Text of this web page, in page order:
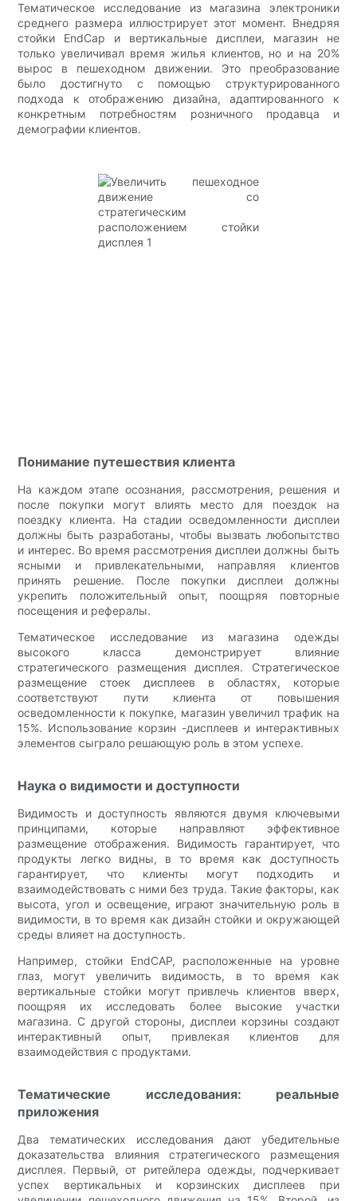
Тематическое исследование из магазина электроники
среднего размера иллюстрирует этот момент. Внедряя
стойки EndCap и вертикальные дисплеи, магазин не
только увеличивал время жилья клиентов, но и на 20%
вырос в пешеходном движении. Это преобразование
было достигнуто с помощью структурированного
подхода к отображению дизайна, адаптированного к
конкретным потребностям розничного продавца и
демографии клиентов.
Понимание путешествия клиента
На каждом этапе осознания, рассмотрения, решения и
после покупки могут влиять место для поездок на
поездку клиента. На стадии осведомленности дисплеи
должны быть разработаны, чтобы вызвать любопытство
и интерес. Во время рассмотрения дисплеи должны быть
ясными и привлекательными, направляя клиентов
принять решение. После покупки дисплеи должны
укрепить положительный опыт, поощряя повторные
посещения и рефералы.
Тематическое исследование из магазина одежды
высокого класса демонстрирует влияние
стратегического размещения дисплея. Стратегическое
размещение стоек дисплеев в областях, которые
соответствуют пути клиента от повышения
осведомленности к покупке, магазин увеличил трафик на
15%. Использование корзин -дисплеев и интерактивных
элементов сыграло решающую роль в этом успехе.
Наука о видимости и доступности
Видимость и доступность являются двумя ключевыми
принципами, которые направляют эффективное
размещение отображения. Видимость гарантирует, что
продукты легко видны, в то время как доступность
гарантирует, что клиенты могут подходить и
взаимодействовать с ними без труда. Такие факторы, как
высота, угол и освещение, играют значительную роль в
видимости, в то время как дизайн стойки и окружающей
среды влияет на доступность.
Например, стойки EndCAP, расположенные на уровне
глаз, могут увеличить видимость, в то время как
вертикальные стойки могут привлечь клиентов вверх,
поощряя их исследовать более высокие участки
магазина. С другой стороны, дисплеи корзины создают
интерактивный опыт, привлекая клиентов для
взаимодействия с продуктами.
Тематические исследования: реальные
приложения
Два тематических исследования дают убедительные
доказательства влияния стратегического размещения
дисплея. Первый, от ритейлера одежды, подчеркивает
успех вертикальных и корзинских дисплеев при